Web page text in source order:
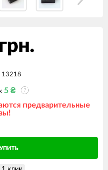
13218
5 ₴ ?
предварительные